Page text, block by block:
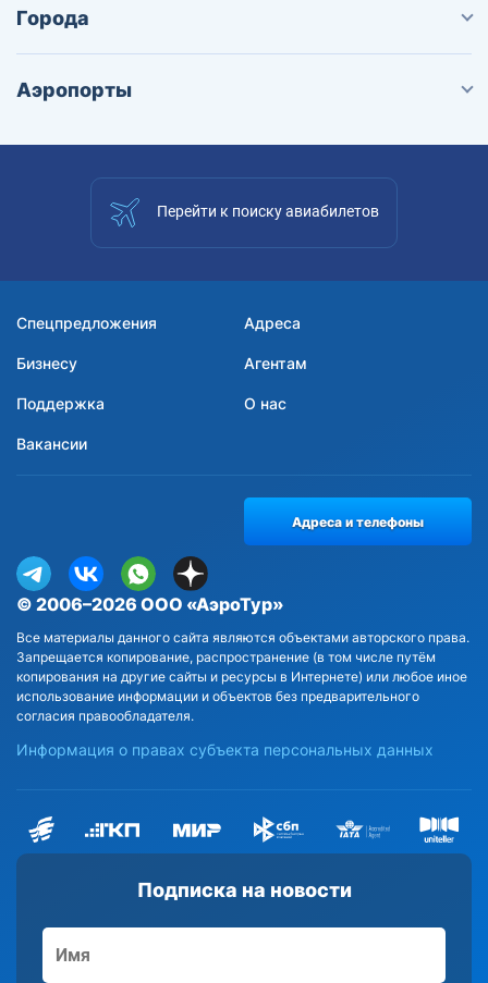
Города
Аэропорты
Перейти к поиску авиабилетов
Спецпредложения Адреса
Бизнесу Агентам
Поддержка О нас
Вакансии
Подписка на новости
© 2006–2026 ООО «АэроТур»
Все материалы данного сайта являются объектами авторского права.
Запрещается копирование, распространение (в том числе путём
копирования на другие сайты и ресурсы в Интернете) или любое иное
использование информации и объектов без предварительного
согласия правообладателя.
Информация о правах субъекта персональных данных
Адреса и телефоны